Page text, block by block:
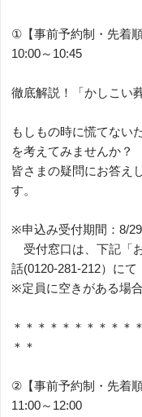
①【事前予約制・先着順
10:00～10:45
徹底解説！「かしこい
もしもの時に慌てない
を考えてみませんか？
皆さまの疑問にお答え
す。
※申込み受付期間：8/
受付窓口は、下記「
話(0120-281-212）にて
※定員に空きがある場
＊＊＊＊＊＊＊＊＊＊
＊＊
②【事前予約制・先着順
11:00～12:00